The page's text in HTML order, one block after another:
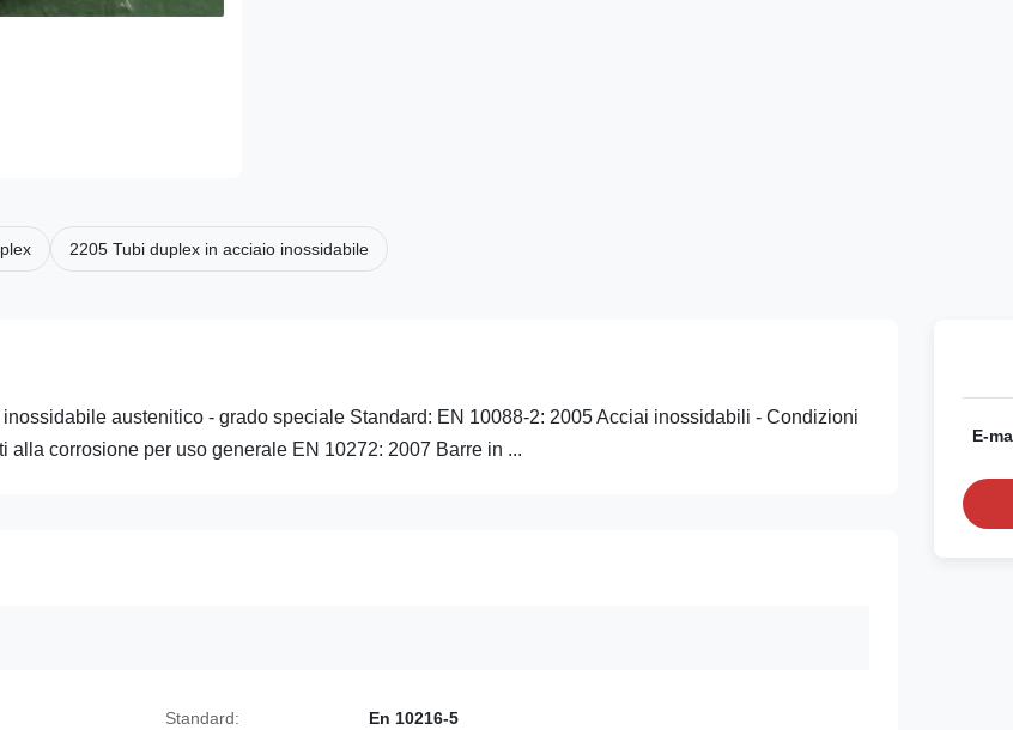
2205 Tubi duplex in acciaio inossidabile
austenitico - grado speciale Standard: EN 10088-2: 2005 Acciai inossidabili - Condizioni
corrosione per uso generale EN 10272: 2007 Barre in ...
Standard: En 10216-5
E-